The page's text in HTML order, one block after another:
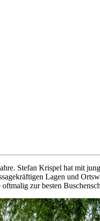
Stefan Krispel hat mit
Lagen und
zur besten